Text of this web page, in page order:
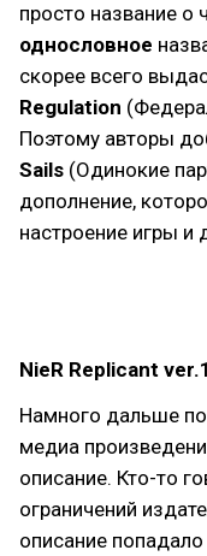
просто название о
однословное
скорее всего
Regulation
Поэтому авторы
Sails (Одинокие
дополнение,
настроение игры и
NieR Replicant
Намного дальше
медиа
описание. Кто-то
ограничений
описание